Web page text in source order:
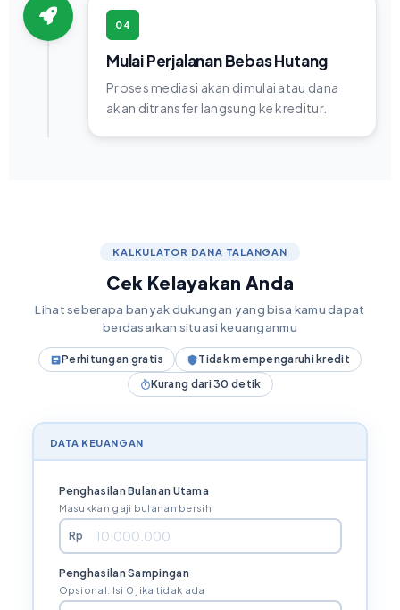
04
Mulai Perjalanan Bebas Hutang
Proses mediasi akan dimulai atau dana
akan ditransfer langsung ke kreditur.
KALKULATOR DANA TALANGAN
Cek Kelayakan Anda
Lihat seberapa banyak dukungan yang bisa kamu dapat
berdasarkan situasi keuanganmu
Perhitungan gratis
Tidak mempengaruhi kredit
Kurang dari 30 detik
DATA KEUANGAN
Penghasilan Bulanan Utama
Masukkan gaji bulanan bersih
Rp
Penghasilan Sampingan
Opsional. Isi 0 jika tidak ada